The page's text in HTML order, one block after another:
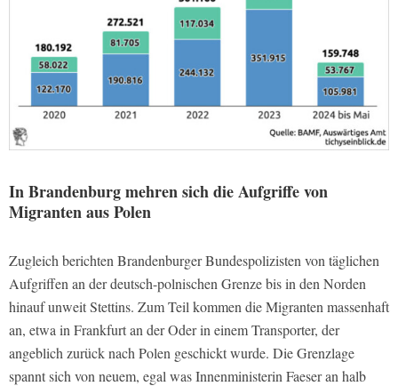
In Brandenburg mehren sich die Aufgriffe von
Migranten aus Polen
Zugleich berichten Brandenburger Bundespolizisten von täglichen
Aufgriffen an der deutsch-polnischen Grenze bis in den Norden
hinauf unweit Stettins. Zum Teil kommen die Migranten massenhaft
an, etwa in Frankfurt an der Oder in einem Transporter, der
angeblich zurück nach Polen geschickt wurde. Die Grenzlage
spannt sich von neuem, egal was Innenministerin Faeser an halb